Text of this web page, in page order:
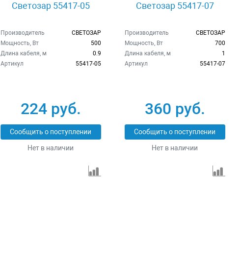
Светозар 55417-05
Производитель
СВЕТОЗАР
Мощность, Вт
500
Длина кабеля, м
0.9
Артикул
55417-05
224 руб.
Сообщить о поступлении
Нет в наличии
Светозар 55417-07
Производитель
СВЕТОЗАР
Мощность, Вт
700
Длина кабеля, м
1
Артикул
55417-07
360 руб.
Сообщить о поступлении
Нет в наличии